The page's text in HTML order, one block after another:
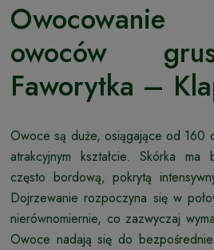
owoców
Faworytka –
Owoce są duże, osiągające od 160
atrakcyjnym kształcie. Skórka ma
często bordową, pokrytą
Dojrzewanie rozpoczyna się w
nierównomiernie, co zazwyczaj
Owoce nadają się do